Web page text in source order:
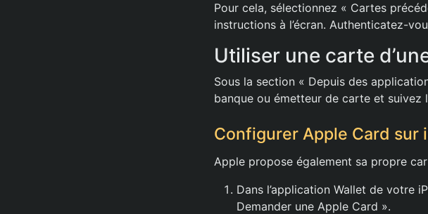
Pour cela, sélectionnez « Cartes
instructions à l’écran. Authenticatez-
Utiliser une carte
Sous la section « Depuis des
banque ou émetteur de carte et suivez
Configurer Apple Card sur
Apple propose également sa propre
Dans l’application Wallet de votre
Demander une Apple Card ».